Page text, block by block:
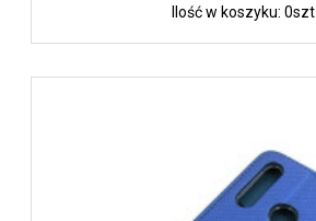
Ilość w koszyku: 0szt.